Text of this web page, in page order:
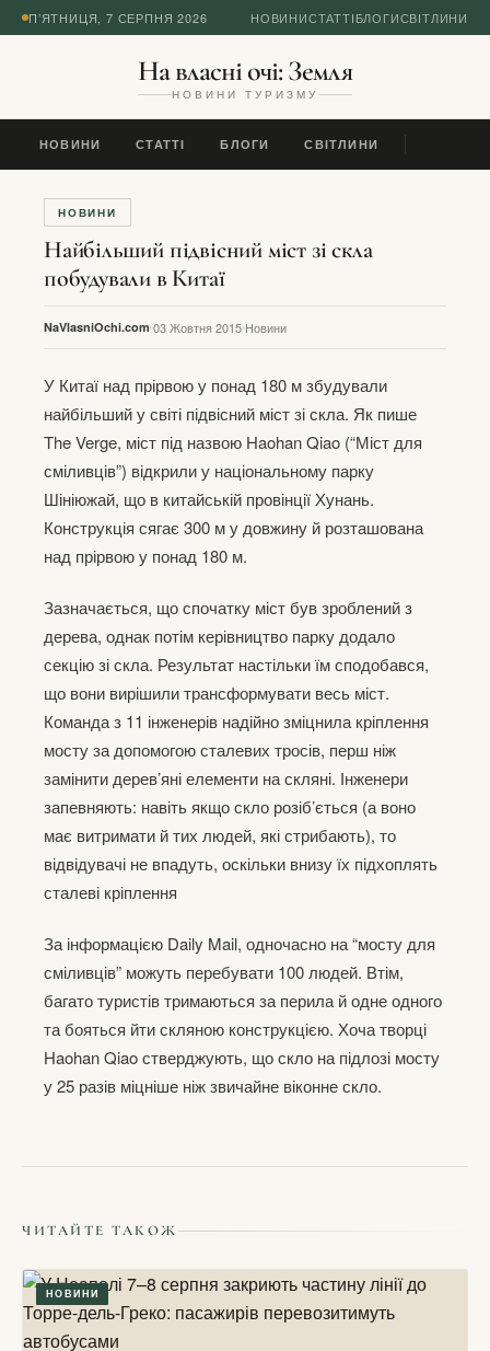
П’ЯТНИЦЯ, 7 СЕРПНЯ 2026 НОВИНИСТАТТІБЛОГИСВІТЛИНИ
На власні очі: Земля
НОВИНИ ТУРИЗМУ
НОВИНИ СТАТТІ БЛОГИ СВІТЛИНИ
НОВИНИ
Найбільший підвісний міст зі скла
побудували в Китаї
NaVlasniOchi.com 03 Жовтня 2015 Новини
У Китаї над прірвою у понад 180 м збудували
найбільший у світі підвісний міст зі скла. Як пише
The Verge, міст під назвою Haohan Qiao (“Міст для
сміливців”) відкрили у національному парку
Шініюжай, що в китайській провінції Хунань.
Конструкція сягає 300 м у довжину й розташована
над прірвою у понад 180 м.
Зазначається, що спочатку міст був зроблений з
дерева, однак потім керівництво парку додало
секцію зі скла. Результат настільки їм сподобався,
що вони вирішили трансформувати весь міст.
Команда з 11 інженерів надійно зміцнила кріплення
мосту за допомогою сталевих тросів, перш ніж
замінити дерев’яні елементи на скляні. Інженери
запевняють: навіть якщо скло розіб’ється (а воно
має витримати й тих людей, які стрибають), то
відвідувачі не впадуть, оскільки внизу їх підхоплять
сталеві кріплення
За інформацією Daily Mail, одночасно на “мосту для
сміливців” можуть перебувати 100 людей. Втім,
багато туристів тримаються за перила й одне одного
та бояться йти скляною конструкцією. Хоча творці
Haohan Qiao стверджують, що скло на підлозі мосту
у 25 разів міцніше ніж звичайне віконне скло.
ЧИТАЙТЕ ТАКОЖ
НОВИНИ